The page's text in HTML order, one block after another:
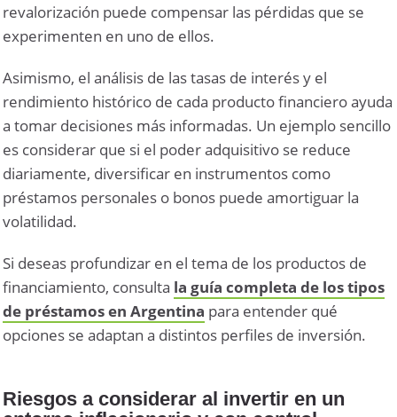
revalorización puede compensar las pérdidas que se
experimenten en uno de ellos.
Asimismo, el análisis de las tasas de interés y el
rendimiento histórico de cada producto financiero ayuda
a tomar decisiones más informadas. Un ejemplo sencillo
es considerar que si el poder adquisitivo se reduce
diariamente, diversificar en instrumentos como
préstamos personales o bonos puede amortiguar la
volatilidad.
Si deseas profundizar en el tema de los productos de
financiamiento, consulta la guía completa de los tipos
de préstamos en Argentina para entender qué
opciones se adaptan a distintos perfiles de inversión.
Riesgos a considerar al invertir en un